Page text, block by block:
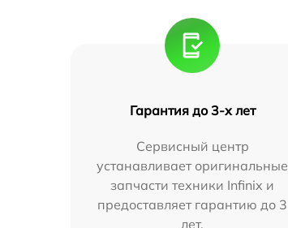
Гарантия до 3-х лет
Сервисный центр
устанавливает оригинальные
запчасти техники Infinix и
предоставляет гарантию до 3
лет.